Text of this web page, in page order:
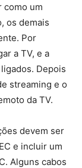
como um
os demais
Por
a TV, e a
Depois
streaming e o
da TV.
devem ser
e incluir um
Alguns cabos